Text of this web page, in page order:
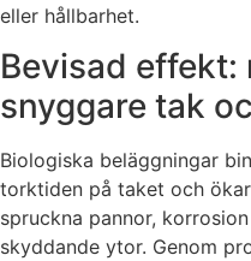
eller hållbarhet.
Bevisad effekt:
snyggare tak
Biologiska beläggningar
torktiden på taket och
spruckna pannor,
skyddande ytor. Genom